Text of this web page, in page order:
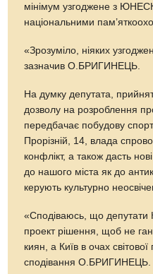
мінімум узгоджене з
національними
«Зрозуміло, ніяких
зазначив О.БРИГИНЕЦЬ.
На думку депутата,
дозволу на розроблення
передбачає побудову
Прорізній, 14, влада
конфлікт, а також дасть
до нашого міста як до
керують культурно
«Сподіваюсь, що депутати
проект рішення, щоб не
киян, а Київ в очах
сподівання О.БРИГИНЕЦЬ.